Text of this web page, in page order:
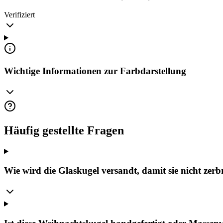
Verifiziert
Wichtige Informationen zur Farbdarstellung
Häufig gestellte Fragen
Wie wird die Glaskugel versandt, damit sie nicht